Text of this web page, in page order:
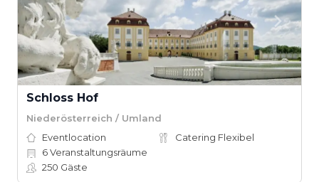
Schloss Hof
Niederösterreich / Umland
Eventlocation
Catering Flexibel
6Veranstaltungsräume
250 Gäste